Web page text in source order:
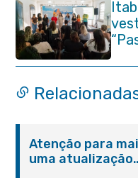
Atenção para
uma atualização